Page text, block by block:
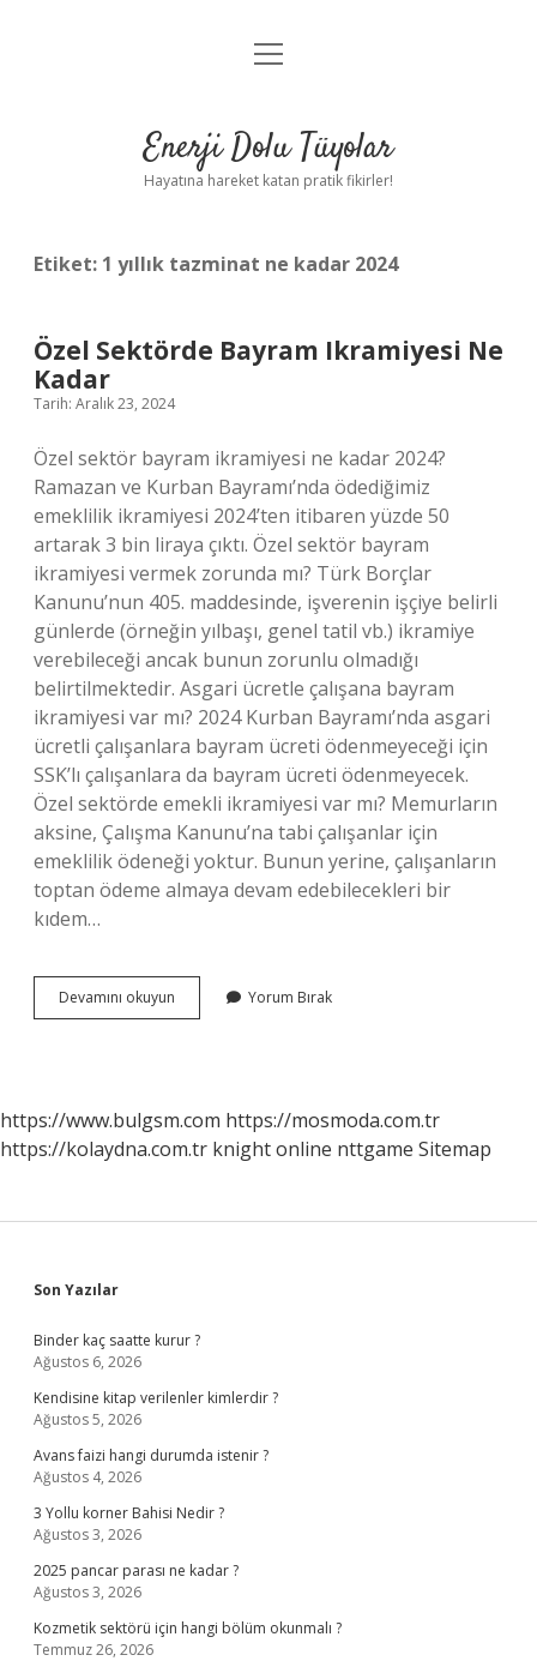
Anasayfa
Yasal Uyarı
menüyü
Enerji Dolu Tüyolar
Hayatına hareket katan pratik fikirler!
Etiket: 1 yıllık tazminat ne kadar 2024
Özel Sektörde Bayram Ikramiyesi Ne
Kadar
Tarih: Aralık 23, 2024
Özel sektör bayram ikramiyesi ne kadar 2024?
Ramazan ve Kurban Bayramı’nda ödediğimiz
emeklilik ikramiyesi 2024’ten itibaren yüzde 50
artarak 3 bin liraya çıktı. Özel sektör bayram
ikramiyesi vermek zorunda mı? Türk Borçlar
Kanunu’nun 405. maddesinde, işverenin işçiye belirli
günlerde (örneğin yılbaşı, genel tatil vb.) ikramiye
verebileceği ancak bunun zorunlu olmadığı
belirtilmektedir. Asgari ücretle çalışana bayram
ikramiyesi var mı? 2024 Kurban Bayramı’nda asgari
ücretli çalışanlara bayram ücreti ödenmeyeceği için
SSK’lı çalışanlara da bayram ücreti ödenmeyecek.
Özel sektörde emekli ikramiyesi var mı? Memurların
aksine, Çalışma Kanunu’na tabi çalışanlar için
emeklilik ödeneği yoktur. Bunun yerine, çalışanların
toptan ödeme almaya devam edebilecekleri bir
kıdem…
Devamını okuyun
Sektörde
Yorum Bırak
https://www.bulgsm.com https://mosmoda.com.tr
https://kolaydna.com.tr knight online nttgame Sitemap
Sidebar
Son Yazılar
Binder kaç saatte kurur ?
Ağustos 6, 2026
Kendisine kitap verilenler kimlerdir ?
Ağustos 5, 2026
Avans faizi hangi durumda istenir ?
Ağustos 4, 2026
3 Yollu korner Bahisi Nedir ?
Ağustos 3, 2026
2025 pancar parası ne kadar ?
Ağustos 3, 2026
Kozmetik sektörü için hangi bölüm okunmalı ?
Temmuz 26, 2026